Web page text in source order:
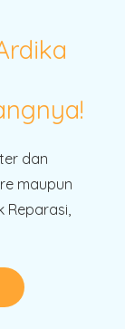
dan
maupun
Reparasi,